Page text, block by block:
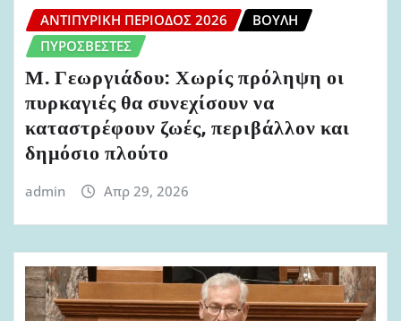
ΑΝΤΙΠΥΡΙΚΉ ΠΕΡΊΟΔΟΣ 2026
ΒΟΥΛΉ
ΠΥΡΟΣΒΈΣΤΕΣ
Μ. Γεωργιάδου: Χωρίς πρόληψη οι
πυρκαγιές θα συνεχίσουν να
καταστρέφουν ζωές, περιβάλλον και
δημόσιο πλούτο
admin Απρ 29, 2026